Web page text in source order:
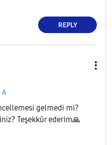
REPLY
A
gelmedi mi?
Teşekkür ederim🙏